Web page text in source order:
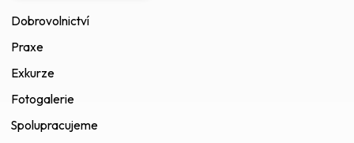
Dobrovolnictví
Praxe
Exkurze
Fotogalerie
Spolupracujeme